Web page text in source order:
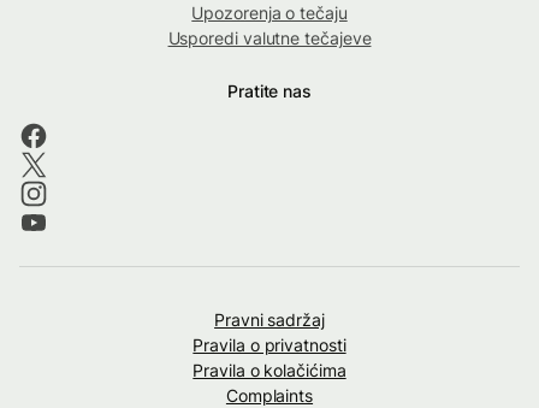
Upozorenja o tečaju
Usporedi valutne tečajeve
Pratite nas
Pravni sadržaj
Pravila o privatnosti
Pravila o kolačićima
Complaints